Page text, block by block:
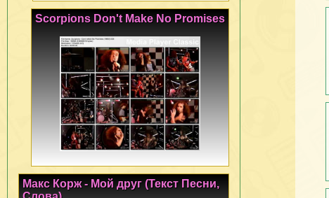
Scorpions Don't Make No Promises
Макс Корж - Мой друг (Текст Песни,